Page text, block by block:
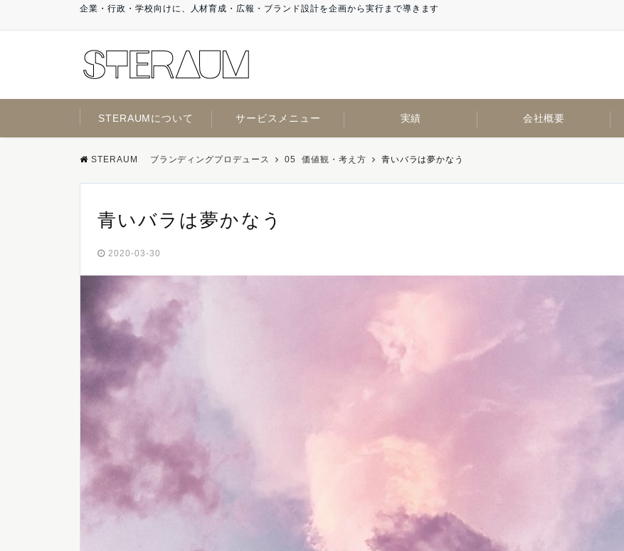
企業・行政・学校向けに、人材育成・広報・ブランド設計を企画から実行まで導きます
STERAUMについて サービスメニュー 実績 会社概要
STERAUM ブランディングプロデュース 05_価値観・考え方 青いバラは夢かなう
青いバラは夢かなう
2020-03-30